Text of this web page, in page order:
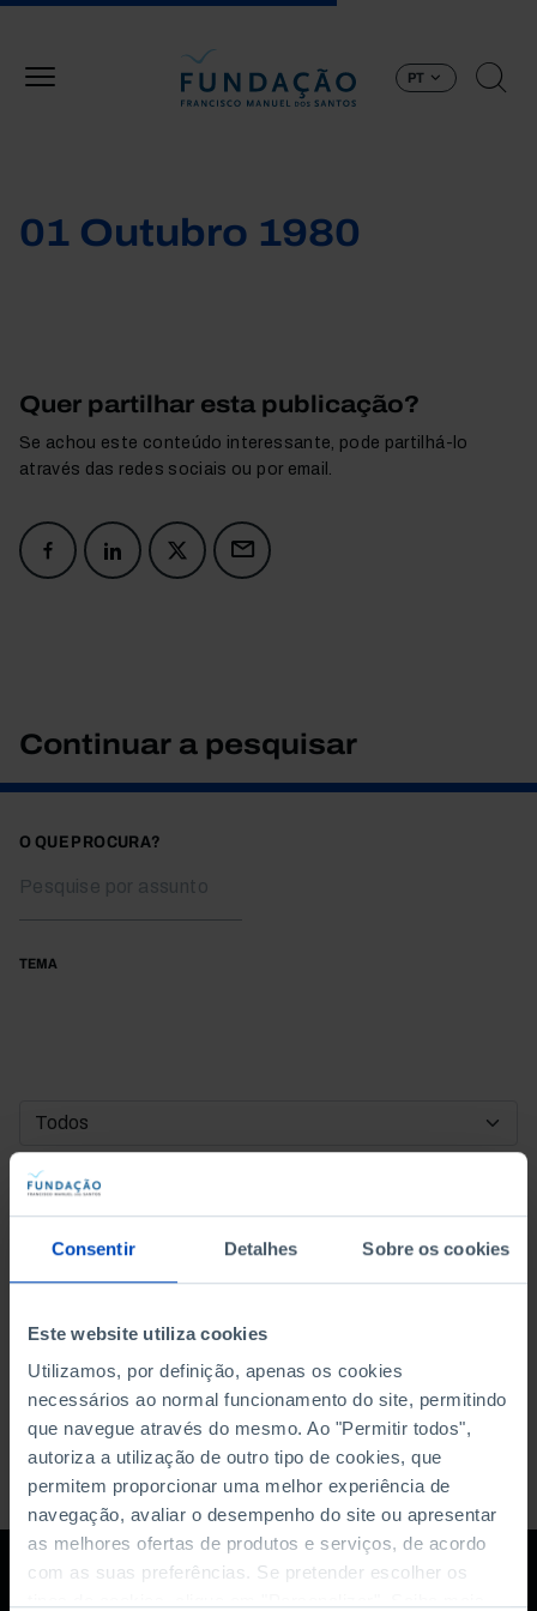
Consentir Detalhes Sobre os cookies
Este website utiliza cookies
Utilizamos, por definição, apenas os cookies
necessários ao normal funcionamento do site, permitindo
que navegue através do mesmo. Ao "Permitir todos",
autoriza a utilização de outro tipo de cookies, que
permitem proporcionar uma melhor experiência de
navegação, avaliar o desempenho do site ou apresentar
as melhores ofertas de produtos e serviços, de acordo
com as suas preferências. Se pretender escolher os
PT
01 Outubro 1980
Quer partilhar esta publicação?
Se achou este conteúdo interessante, pode partilhá-lo
através das redes sociais ou por email.
Continuar a pesquisar
O QUE PROCURA?
TEMA
DATA DE INÍCIO
DATA DE FIM